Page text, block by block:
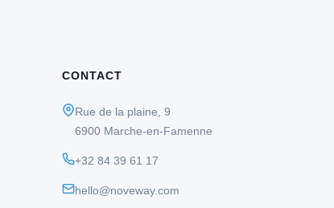
CONTACT
Rue de la plaine, 9
6900 Marche-en-Famenne
+32 84 39 61 17
hello@noveway.com